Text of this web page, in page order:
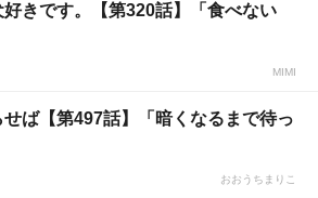
好きです。【第320話】「食べない
MIMI
せば【第497話】「暗くなるまで待っ
おおうちまりこ